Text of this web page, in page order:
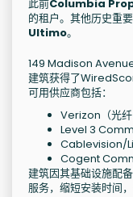
此前Columbia
的租户。其他历史重
Ultimo。
149 Madison Avenue
建筑获得了
可用供应商包括：
Verizon（光纤
Level 3
Cablevision/
Cogent
建筑因其基础设施配
服务，缩短安装时间